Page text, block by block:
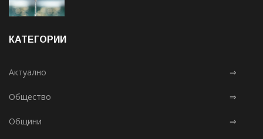
КАТЕГОРИИ
Актуално ⇒
Общество ⇒
Общини ⇒